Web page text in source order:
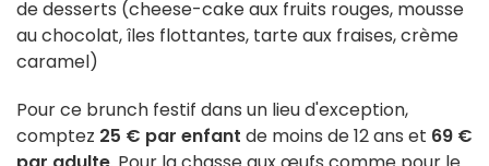
de desserts (cheese-cake aux fruits rouges, mousse
au chocolat, îles flottantes, tarte aux fraises, crème
caramel)
Pour ce brunch festif dans un lieu d'exception,
comptez 25 € par enfant de moins de 12 ans et 69 €